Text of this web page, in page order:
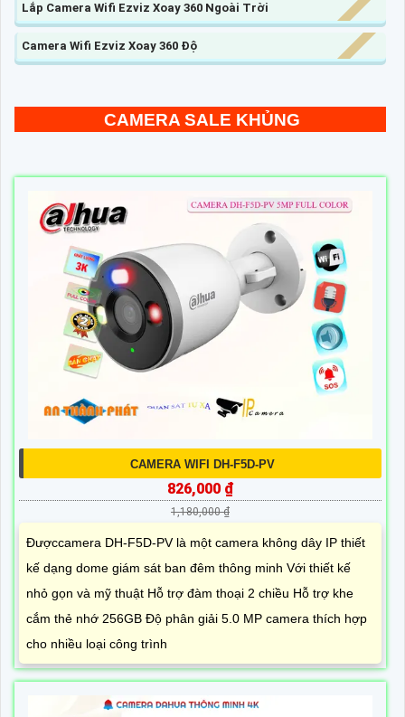
Lắp Camera Wifi Ezviz Xoay 360 Ngoài Trời
Camera Wifi Ezviz Xoay 360 Độ
CAMERA SALE KHỦNG
CAMERA WIFI DH-F5D-PV
826,000 ₫
1,180,000 ₫
Đượccamera DH-F5D-PV là một camera không dây IP thiết
kế dạng dome giám sát ban đêm thông minh Với thiết kế
nhỏ gọn và mỹ thuật Hỗ trợ đàm thoại 2 chiều Hỗ trợ khe
cắm thẻ nhớ 256GB Độ phân giải 5.0 MP camera thích hợp
cho nhiều loại công trình